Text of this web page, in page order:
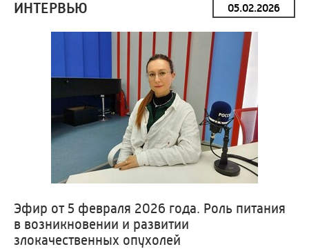
ИНТЕРВЬЮ
Эфир от 5 февраля 2026 года. Роль питания
в возникновении и развитии
злокачественных опухолей